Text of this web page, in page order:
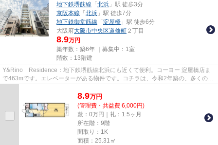
地下鉄堺筋線 「 北浜 」駅 徒歩3分
京阪本線 「 北浜 」駅 徒歩7分
地下鉄御堂筋線 「 淀屋橋 」駅 徒歩6分
大阪府大阪市中央区道修町 ２丁目
8.9万円
築年数：築6年 ｜募集中： 1室
階数：13階建
Y&Rino Residence：地下鉄堺筋線北浜にも近くて便利。コーヨー 淀屋橋店ま
で463mです。エレベーターがある物件です。コチラは、令和2年築の、多くの方
8.9万円
(管理費・共益費 6,000円)
敷：0万円｜礼：1.5ヶ月
所在階：9階
間取り：1K
面積：25.31㎡